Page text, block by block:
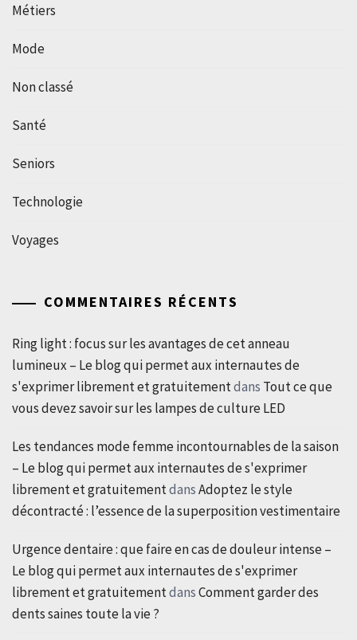
Métiers
Mode
Non classé
Santé
Seniors
Technologie
Voyages
COMMENTAIRES RÉCENTS
Ring light : focus sur les avantages de cet anneau
lumineux – Le blog qui permet aux internautes de
s'exprimer librement et gratuitementdans Tout ce que
vous devez savoir sur les lampes de culture LED
Les tendances mode femme incontournables de la saison
– Le blog qui permet aux internautes de s'exprimer
librement et gratuitementdansAdoptez le style
décontracté : l’essence de la superposition vestimentaire
Urgence dentaire : que faire en cas de douleur intense –
Le blog qui permet aux internautes de s'exprimer
librement et gratuitementdansComment garder des
dents saines toute la vie ?